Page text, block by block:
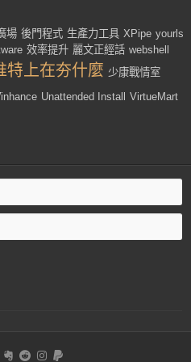
場 後門程式 生產力工具 XPipe yourls
效率提升 麗文正經話 webshell
特上在夯什麼 少康戰情室
Unattended Install
VirtueMart